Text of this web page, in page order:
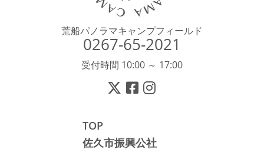
荒船パノラマキャンプフィールド
0267-65-2021
受付時間 10:00 ～ 17:00
TOP
佐久市振興公社